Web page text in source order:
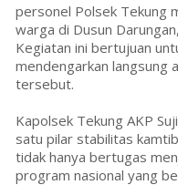
personel Polsek Tekung
warga di Dusun
Kegiatan ini bertujuan
mendengarkan langsung
tersebut.
Kapolsek Tekung AKP
satu pilar stabilitas
tidak hanya bertugas
program nasional yang